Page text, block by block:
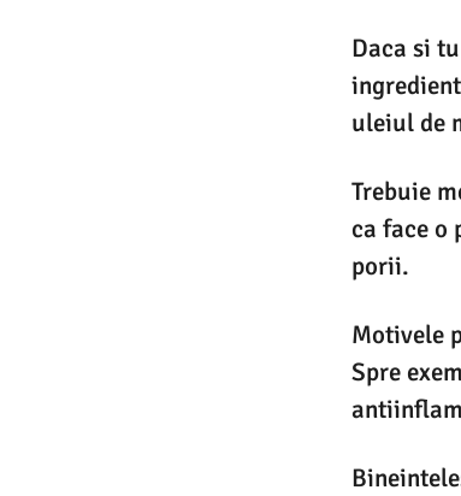
Daca si
uleiul de
Trebuie
ca face o
porii.
Motivele
Spre